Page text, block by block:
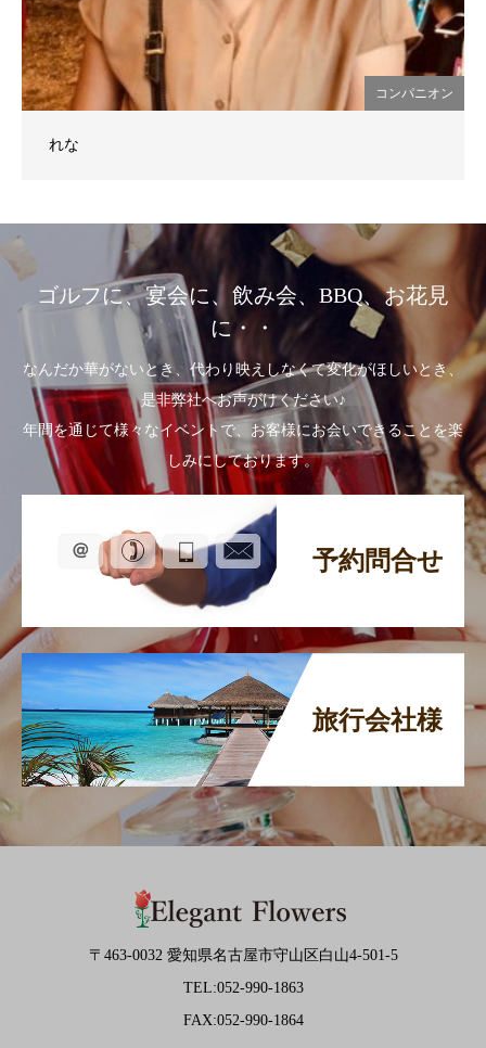
コンパニオン
れな
ゴルフに、宴会に、飲み会、BBQ、お花見
に・・
なんだか華がないとき、代わり映えしなくて変化がほしいとき、
是非弊社へお声がけください♪
年間を通じて様々なイベントで、お客様にお会いできることを楽
しみにしております。
予約問合せ
旅行会社様
〒463-0032 愛知県名古屋市守山区白山4-501-5
TEL:052-990-1863
FAX:052-990-1864